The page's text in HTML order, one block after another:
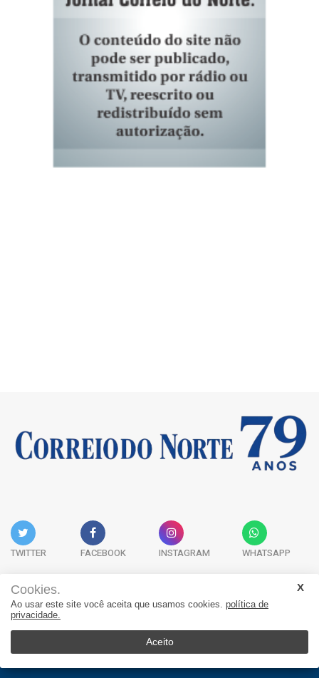
TWITTER FACEBOOK INSTAGRAM WHATSAPP
Acervo Digital Fale Conosco Quem Somos
Cookies.
Ao usar este site você aceita que usamos cookies. política de
privacidade.
Aceito